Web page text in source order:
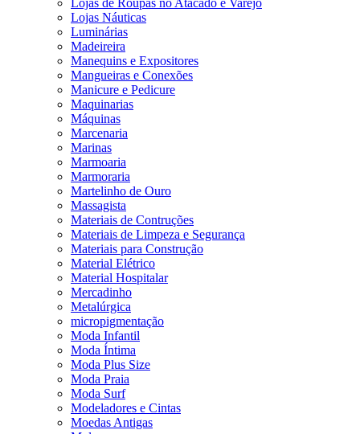
Lojas de Roupas no Atacado e Varejo
Lojas Náuticas
Luminárias
Madeireira
Manequins e Expositores
Mangueiras e Conexões
Manicure e Pedicure
Maquinarias
Máquinas
Marcenaria
Marinas
Marmoaria
Marmoraria
Martelinho de Ouro
Massagista
Materiais de Contruções
Materiais de Limpeza e Segurança
Materiais para Construção
Material Elétrico
Material Hospitalar
Mercadinho
Metalúrgica
micropigmentação
Moda Infantil
Moda Íntima
Moda Plus Size
Moda Praia
Moda Surf
Modeladores e Cintas
Moedas Antigas